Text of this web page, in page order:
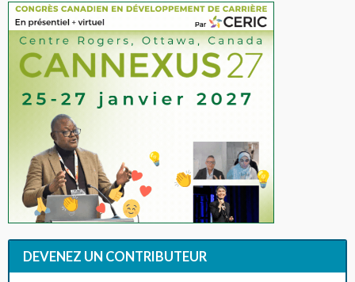
DEVENEZ UN CONTRIBUTEUR